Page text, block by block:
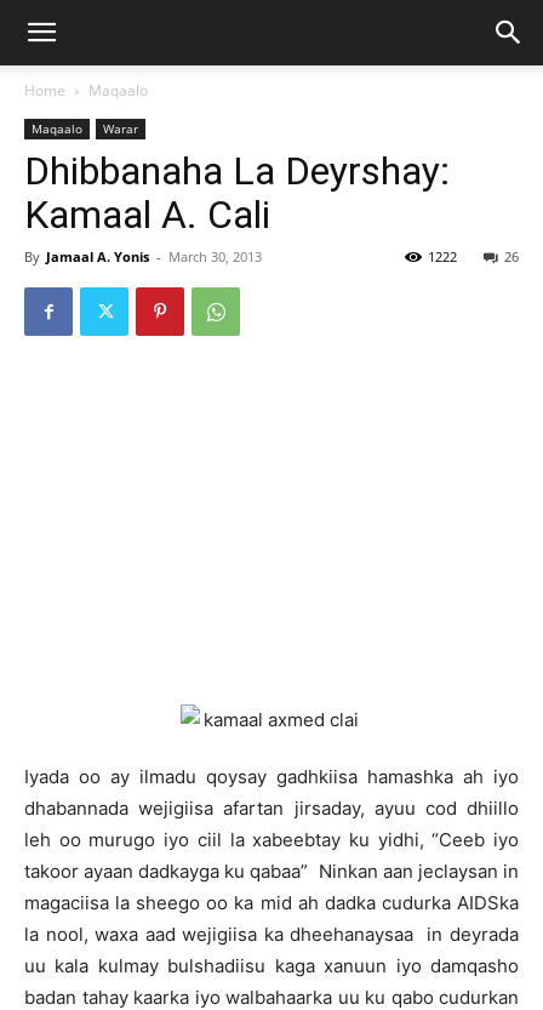
Home Maqaalo
Maqaalo Warar
Dhibbanaha La Deyrshay:
Kamaal A. Cali
By Jamaal A. Yonis - March 30, 2013 26
1222
Iyada oo ay ilmadu qoysay gadhkiisa hamashka ah iyo
dhabannada wejigiisa afartan jirsaday, ayuu cod dhiillo
leh oo murugo iyo ciil la xabeebtay ku yidhi, “Ceeb iyo
takoor ayaan dadkayga ku qabaa” Ninkan aan jeclaysan in
magaciisa la sheego oo ka mid ah dadka cudurka AIDSka
la nool, waxa aad wejigiisa ka dheehanaysaa in deyrada
uu kala kulmay bulshadiisu kaga xanuun iyo damqasho
badan tahay kaarka iyo walbahaarka uu ku qabo cudurkan